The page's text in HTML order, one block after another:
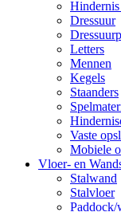
Hindernis
Dressuur
Letters
Mennen
Kegels
Staanders
Vaste
Mobiele
Vloer- en
Stalwand
Stalvloer
Paddock/